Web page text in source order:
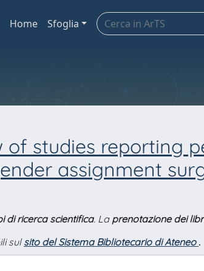
Home Sfoglia
of studies reporting
assignment
di ricerca scientifica. La prenotazione dei
sulsito del Sistema Bibliotecario di Ateneo .